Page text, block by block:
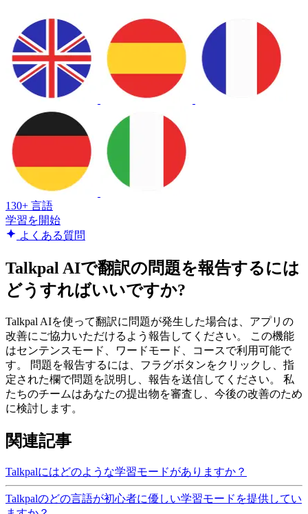
130+ 言語
学習を開始
よくある質問
Talkpal AIで翻訳の問題を報告するには
どうすればいいですか?
Talkpal AIを使って翻訳に問題が発生した場合は、アプリの
改善にご協力いただけるよう報告してください。 この機能
はセンテンスモード、ワードモード、コースで利用可能で
す。 問題を報告するには、フラグボタンをクリックし、指
定された欄で問題を説明し、報告を送信してください。 私
たちのチームはあなたの提出物を審査し、今後の改善のため
に検討します。
関連記事
Talkpalにはどのような学習モードがありますか？
Talkpalのどの言語が初心者に優しい学習モードを提供してい